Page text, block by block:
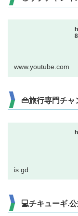
www.youtube.com
👜旅行専門チャ
is.gd
💻チキューギ.